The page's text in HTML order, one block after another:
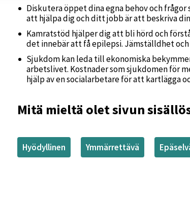
Diskutera öppet dina egna behov och
att hjälpa dig och ditt jobb är att beskriva
Kamratstöd hjälper dig att bli hörd och
det innebär att få epilepsi. Jämställdhet
Sjukdom kan leda till ekonomiska
arbetslivet. Kostnader som sjukdomen för
hjälp av en socialarbetare för att kartlägga
Mitä mieltä olet sivun
Hyödyllinen Ymmärrettävä